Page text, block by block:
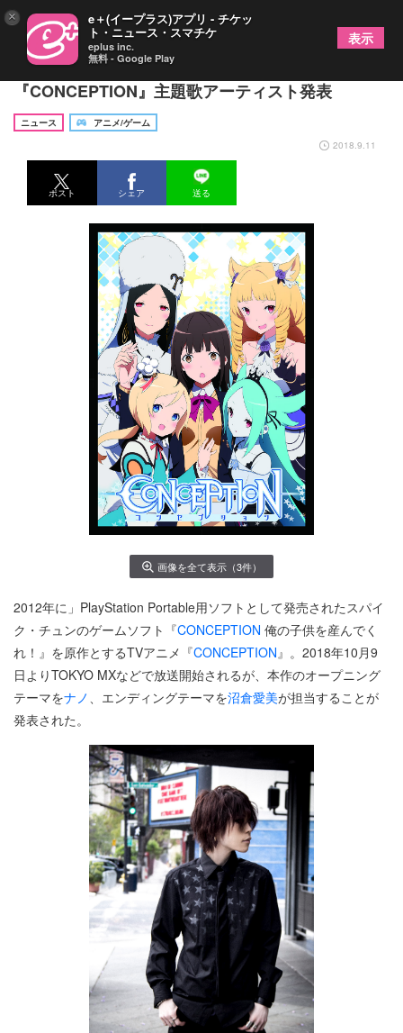
OPにナノ、EDに沼倉愛美が決定 TVアニメ
『CONCEPTION』主題歌アーティスト発表
ニュース
アニメ/ゲーム
2018.9.11
ポスト シェア 送る
画像を全て表示（3件）
2012年に」PlayStation Portable用ソフトとして発売されたスパイ
ク・チュンのゲームソフト『CONCEPTION 俺の子供を産んでく
れ！』を原作とするTVアニメ『CONCEPTION』。2018年10月9
日よりTOKYO MXなどで放送開始されるが、本作のオープニング
テーマをナノ 、エンディングテーマを沼倉愛美が担当することが
発表された。
× e＋(イープラス)アプリ - チケッ
ト・ニュース・スマチケ
eplus inc.
無料 - Google Play
表示